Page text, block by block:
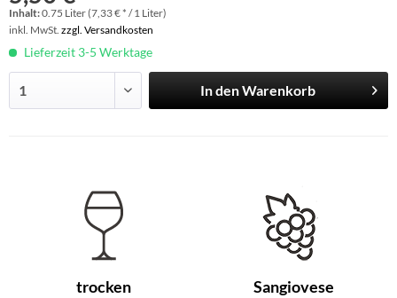
Inhalt:0.75 Liter (7,33 € * / 1 Liter)
inkl. MwSt. zzgl. Versandkosten
Lieferzeit 3-5 Werktage
In denWarenkorb
trocken Sangiovese